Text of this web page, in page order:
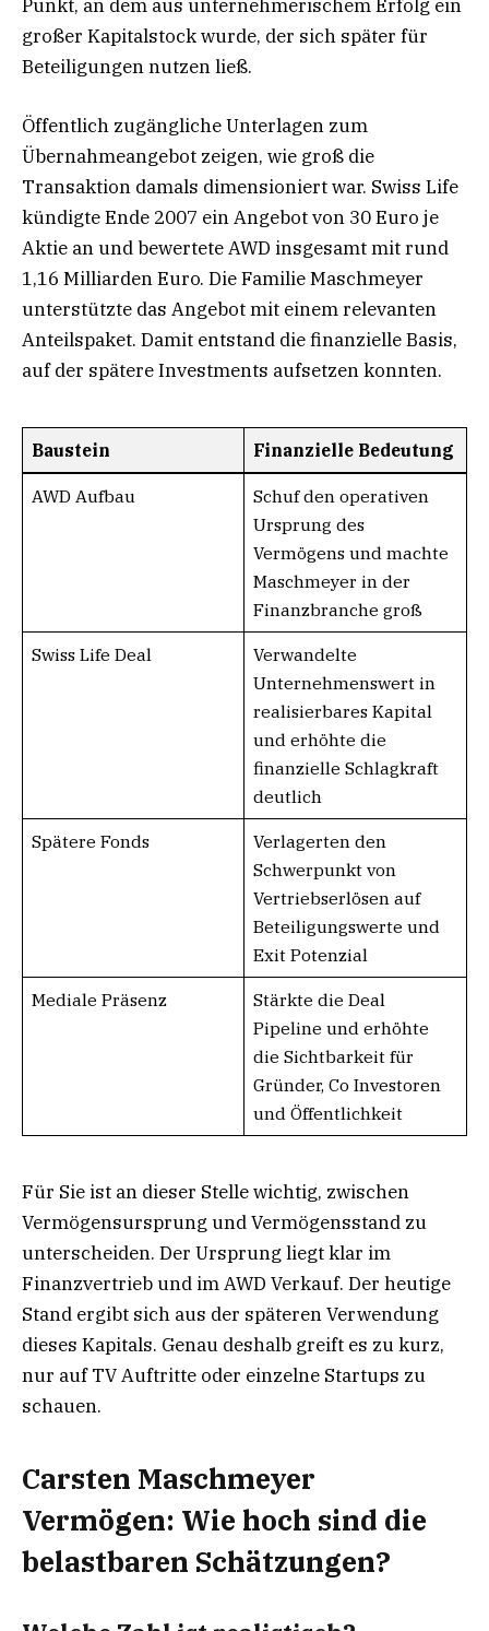
Punkt, an dem aus unternehmerischem Erfolg ein
großer Kapitalstock wurde, der sich später für
Beteiligungen nutzen ließ.
Öffentlich zugängliche Unterlagen zum
Übernahmeangebot zeigen, wie groß die
Transaktion damals dimensioniert war. Swiss Life
kündigte Ende 2007 ein Angebot von 30 Euro je
Aktie an und bewertete AWD insgesamt mit rund
1,16 Milliarden Euro. Die Familie Maschmeyer
unterstützte das Angebot mit einem relevanten
Anteilspaket. Damit entstand die finanzielle Basis,
auf der spätere Investments aufsetzen konnten.
Baustein Finanzielle Bedeutung
AWD Aufbau
Schuf den operativen
Ursprung des
Vermögens und machte
Maschmeyer in der
Finanzbranche groß
Swiss Life Deal
Verwandelte
Unternehmenswert in
realisierbares Kapital
und erhöhte die
finanzielle Schlagkraft
deutlich
Spätere Fonds
Verlagerten den
Schwerpunkt von
Vertriebserlösen auf
Beteiligungswerte und
Exit Potenzial
Mediale Präsenz
Stärkte die Deal
Pipeline und erhöhte
die Sichtbarkeit für
Gründer, Co Investoren
und Öffentlichkeit
Für Sie ist an dieser Stelle wichtig, zwischen
Vermögensursprung und Vermögensstand zu
unterscheiden. Der Ursprung liegt klar im
Finanzvertrieb und im AWD Verkauf. Der heutige
Stand ergibt sich aus der späteren Verwendung
dieses Kapitals. Genau deshalb greift es zu kurz,
nur auf TV Auftritte oder einzelne Startups zu
schauen.
Carsten Maschmeyer
Vermögen: Wie hoch sind die
belastbaren Schätzungen?